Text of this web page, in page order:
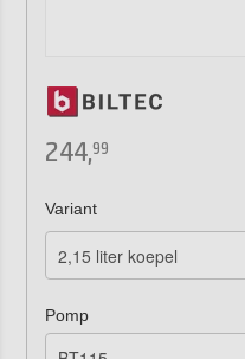
244,99
Variant
Pomp